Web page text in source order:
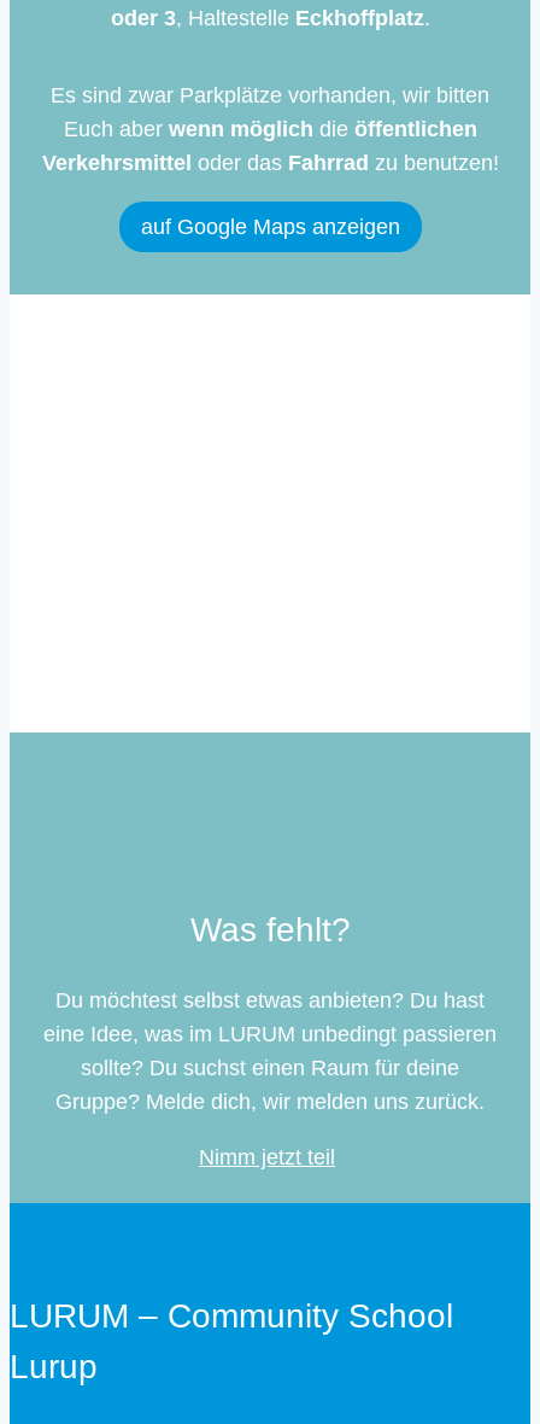
oder 3, Haltestelle Eckhoffplatz.
Es sind zwar Parkplätze vorhanden, wir bitten
Euch aber wenn möglich die öffentlichen
Verkehrsmittel oder das Fahrrad zu benutzen!
auf Google Maps anzeigen
Was fehlt?
Du möchtest selbst etwas anbieten? Du hast
eine Idee, was im LURUM unbedingt passieren
sollte? Du suchst einen Raum für deine
Gruppe? Melde dich, wir melden uns zurück.
Nimm jetzt teil
LURUM – Community School
Lurup